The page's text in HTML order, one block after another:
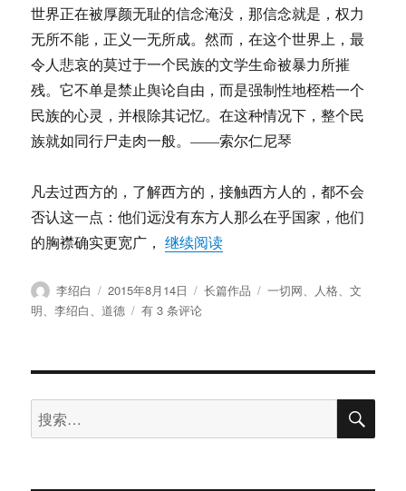
的
基
础，
尊
重
人
格
是
切
道
德
的
（二）
世界正在被厚颜无耻的信念淹没，那信念就是，权力
无所不能，正义一无所成。然而，在这个世界上，最
令人悲哀的莫过于一个民族的文学生命被暴力所摧
残。它不单是禁止舆论自由，而是强制性地桎梏一个
民族的心灵，并根除其记忆。在这种情况下，整个民
族就如同行尸走肉一般。——索尔仁尼琴
凡去过西方的，了解西方的，接触西方人的，都不会
否认这一点：他们远没有东方人那么在乎国家，他们
的胸襟确实更宽广，继续阅读“人格平等是文明社会的基
作
者
李绍白
发
布
2015年8月14日
分
长篇作品
标
一切网、 人格、文
明、李绍白、道德
人
等
文
社
有 3 条评论
搜
索：
搜